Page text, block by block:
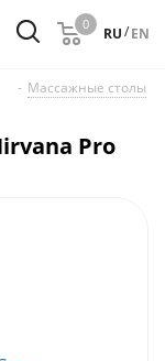
0
RU/EN
- Массажные столы
Pro